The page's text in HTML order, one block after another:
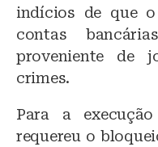
indícios de que
contas
proveniente de
crimes.
Para a
requereu o